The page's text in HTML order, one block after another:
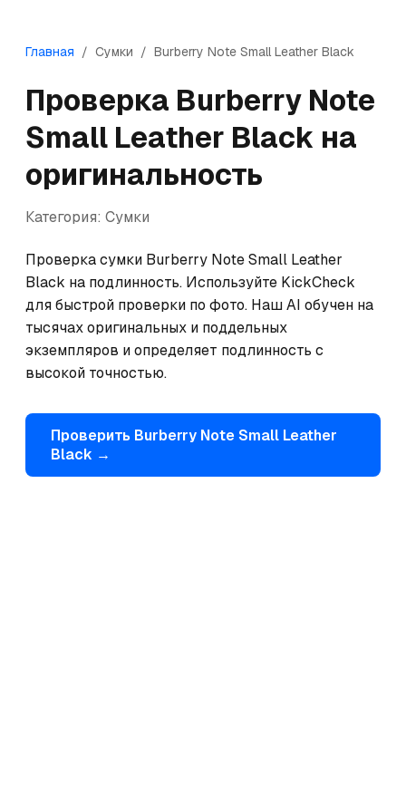
Главная / Сумки / Burberry Note Small Leather Black
Проверка Burberry Note
Small Leather Black на
оригинальность
Категория: Сумки
Проверка сумки Burberry Note Small Leather
Black на подлинность. Используйте KickCheck
для быстрой проверки по фото. Наш AI обучен на
тысячах оригинальных и поддельных
экземпляров и определяет подлинность с
высокой точностью.
Проверить Burberry Note Small Leather
Black →